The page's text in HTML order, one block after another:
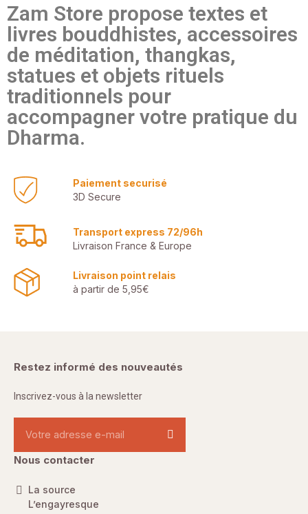
Zam Store propose textes et
livres bouddhistes, accessoires
de méditation, thangkas,
statues et objets rituels
traditionnels pour
accompagner votre pratique du
Dharma.
Paiement securisé
3D Secure
Transport express 72/96h
Livraison France & Europe
Livraison point relais
à partir de 5,95€
Restez informé des nouveautés
Inscrivez-vous à la newsletter
Nous contacter
La source
L’engayresque